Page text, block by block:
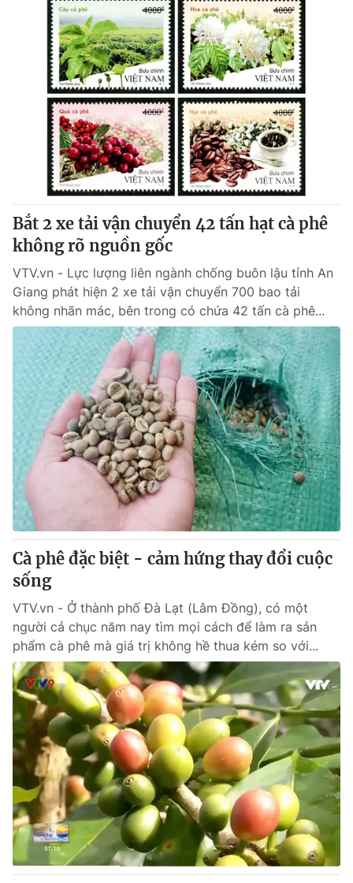
THỜI BÁO VTV
Theo dõi báo trên
Cơ quan chủ quản:Đài Truyền hình Việt Nam
Cơ quan báo chí:Thời báo VTV
Giấy phép hoạt động báo in và báo điện tử số 483/GP-BTTTT
cấp ngày 29/12/2023
Tổng Biên tập:Vũ Thanh Thủy
Phó Tổng Biên tập:Nguyễn Thị Mỹ Hạnh, Phạm Quốc Thắng,
Tổng đài VTV:024.38 355 931 - 024.38 355 932
Ðiện thoại Thời báo VTV: 024.66 897 897
Email:toasoan@vtv.vn
Liên hệ quảng cáo:
024-7300.7108
® Cấm sao chép dưới mọi hình thức nếu không có sự chấp
thuận bằng văn bản. Ghi rõ nguồn VTV.vn khi phát hành lại
thông tin từ website này.
Bắt 2 xe tải vận chuyển 42 tấn hạt cà phê
không rõ nguồn gốc
VTV.vn - Lực lượng liên ngành chống buôn lậu tỉnh An
Giang phát hiện 2 xe tải vận chuyển 700 bao tải
không nhãn mác, bên trong có chứa 42 tấn cà phê...
Cà phê đặc biệt - cảm hứng thay đổi cuộc
sống
VTV.vn - Ở thành phố Đà Lạt (Lâm Đồng), có một
người cả chục năm nay tìm mọi cách để làm ra sản
phẩm cà phê mà giá trị không hề thua kém so với...